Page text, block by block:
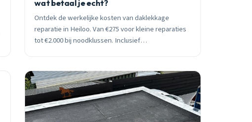
wat betaal je echt?
Ontdek de werkelijke kosten van daklekkage
reparatie in Heiloo. Van €275 voor kleine reparaties
tot €2.000 bij noodklussen. Inclusief
ervaring.